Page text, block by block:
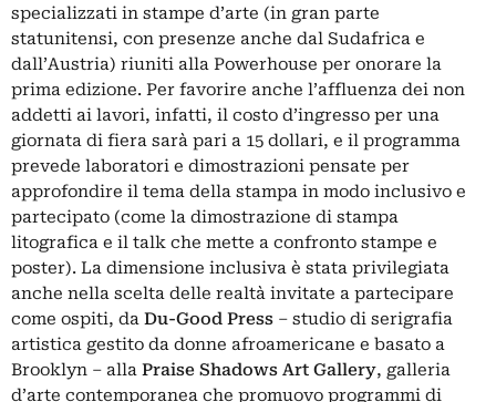
specializzati in stampe d’arte (in gran parte
statunitensi, con presenze anche dal Sudafrica e
dall’Austria) riuniti alla Powerhouse per onorare la
prima edizione. Per favorire anche l’affluenza dei non
addetti ai lavori, infatti, il costo d’ingresso per una
giornata di fiera sarà pari a 15 dollari, e il programma
prevede laboratori e dimostrazioni pensate per
approfondire il tema della stampa in modo inclusivo e
partecipato (come la dimostrazione di stampa
litografica e il talk che mette a confronto stampe e
poster). La dimensione inclusiva è stata privilegiata
anche nella scelta delle realtà invitate a partecipare
come ospiti, da Du-Good Press – studio di serigrafia
artistica gestito da donne afroamericane e basato a
Brooklyn – alla Praise Shadows Art Gallery, galleria
d’arte contemporanea che promuovo programmi di